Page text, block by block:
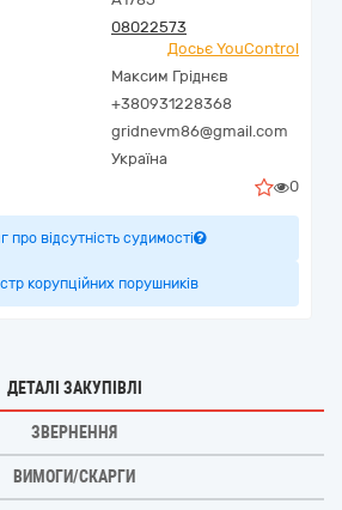
08022573
Досьє YouControl
Максим Гріднєв
+380931228368
gridnevm86@gmail.com
Україна
0
про відсутність судимості
корупційних порушників
ДЕТАЛІ ЗАКУПІВЛІ
ЗВЕРНЕННЯ
ВИМОГИ/СКАРГИ